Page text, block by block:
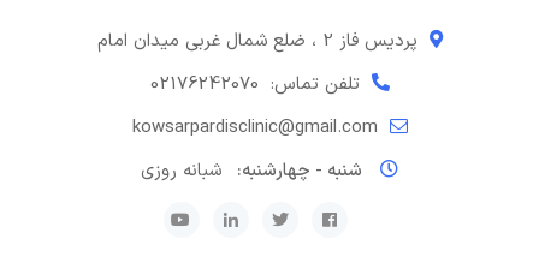
پردیس فاز 2 ، ضلع شمال غربی میدان امام
تلفن تماس: 02176242070
kowsarpardisclinic@gmail.com
شنبه - چهارشنبه:
شبانه روزی